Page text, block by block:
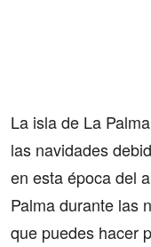
La isla de La
las navidades
en esta época del
Palma durante las
que puedes hacer